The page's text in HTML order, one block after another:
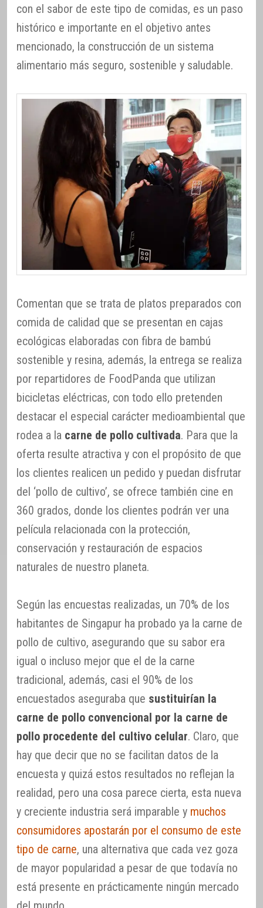
con el sabor de este tipo de comidas, es un paso
histórico e importante en el objetivo antes
mencionado, la construcción de un sistema
alimentario más seguro, sostenible y saludable.
Comentan que se trata de platos preparados con
comida de calidad que se presentan en cajas
ecológicas elaboradas con fibra de bambú
sostenible y resina, además, la entrega se realiza
por repartidores de FoodPanda que utilizan
bicicletas eléctricas, con todo ello pretenden
destacar el especial carácter medioambiental que
rodea a la carne de pollo cultivada. Para que la
oferta resulte atractiva y con el propósito de que
los clientes realicen un pedido y puedan disfrutar
del ‘pollo de cultivo’, se ofrece también cine en
360 grados, donde los clientes podrán ver una
película relacionada con la protección,
conservación y restauración de espacios
naturales de nuestro planeta.
Según las encuestas realizadas, un 70% de los
habitantes de Singapur ha probado ya la carne de
pollo de cultivo, asegurando que su sabor era
igual o incluso mejor que el de la carne
tradicional, además, casi el 90% de los
encuestados aseguraba que sustituirían la
carne de pollo convencional por la carne de
pollo procedente del cultivo celular. Claro, que
hay que decir que no se facilitan datos de la
encuesta y quizá estos resultados no reflejan la
realidad, pero una cosa parece cierta, esta nueva
y creciente industria será imparable y muchos
consumidores apostarán por el consumo de este
tipo de carne, una alternativa que cada vez goza
de mayor popularidad a pesar de que todavía no
está presente en prácticamente ningún mercado